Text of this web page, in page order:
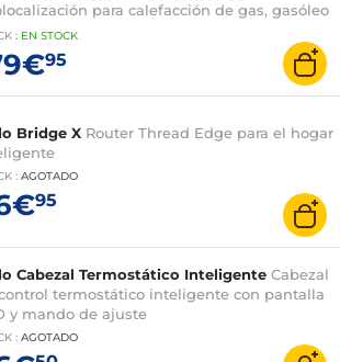
para calefacción de gas, gasóleo
de calor + puente de Internet
: EN STOCK
95
Bridge X Router Thread Edge para el hogar
: AGOTADO
95
Cabezal Termostático Inteligente Cabezal
termostático inteligente con pantalla
y mando de ajuste
: AGOTADO